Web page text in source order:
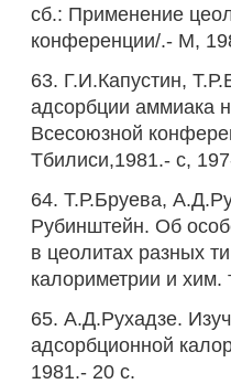
сб.: Применение
конференции/.- М,
63. Г.И.Капустин,
адсорбции аммиака
Всесоюзной
Тбилиси,1981.- с,
64. Т.Р.Бруева,
Рубинштейн. Об
в цеолитах разных
калориметрии и
65. А.Д.Рухадзе.
адсорбционной
1981.- 20 с.